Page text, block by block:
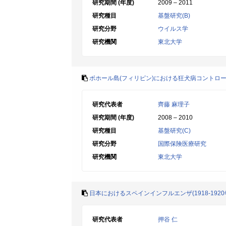
研究期間 (年度)
2009 – 2011
研究種目
基盤研究(B)
研究分野
ウイルス学
研究機関
東北大学
ボホール島(フィリピン)における狂犬病コントロ
研究代表者
齊藤 麻理子
研究期間 (年度)
2008 – 2010
研究種目
基盤研究(C)
研究分野
国際保険医療研究
研究機関
東北大学
日本におけるスペインインフルエンザ(1918-
研究代表者
押谷 仁